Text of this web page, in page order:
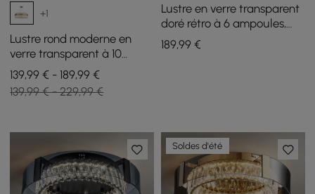
+1
Lustre rond moderne en
verre transparent à 10
lumières
139,99 € - 189,99 €
139,99 € - 229,99 €
Lustre en verre transparent
doré rétro à 6 ampoules,
plafonnier semi-encastré
189,99€
Soldes d'été